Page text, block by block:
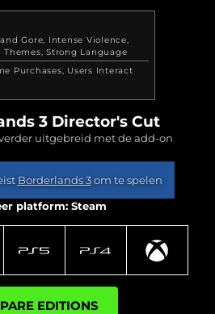
Gore Intense Violence
Themes Strong Language
Purchases
Users Interact
3 Director's Cut
uitgebreid met de add-on
Borderlands 3om te spelen
platform: Steam
EDITIONS